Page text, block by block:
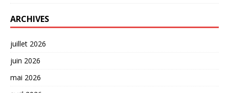
ARCHIVES
juillet 2026
juin 2026
mai 2026